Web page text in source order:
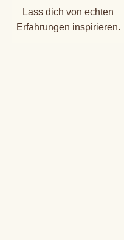
Lass dich von echten
Erfahrungen inspirieren.